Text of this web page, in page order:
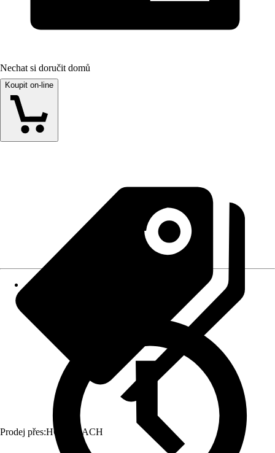
Nechat si doručit domů
Koupit on-line
Prodej přes:HORNBACH